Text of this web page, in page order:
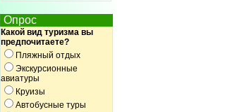
Опрос
Какой вид туризма вы
предпочитаете?
Пляжный отдых
Экскурсионные
авиатуры
Круизы
Автобусные туры